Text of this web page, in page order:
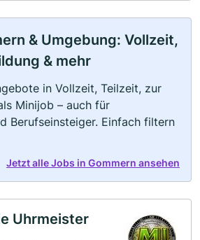
& Umgebung: Vollzeit,
& mehr
in Vollzeit, Teilzeit, zur
Minijob – auch für
Berufseinsteiger. Einfach filtern
Jetzt alle Jobs in Gommern ansehen
Uhrmeister